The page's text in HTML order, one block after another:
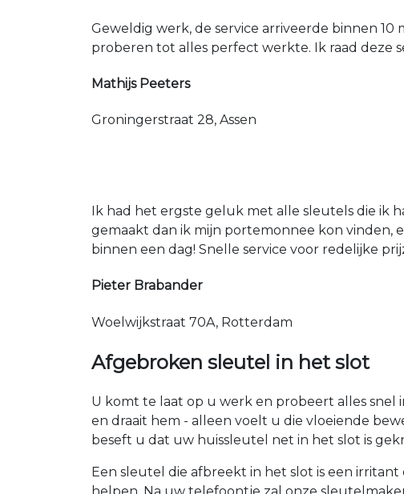
Geweldig werk, de service arriveerde binnen
proberen tot alles perfect werkte. Ik raad deze
Mathijs Peeters
Groningerstraat 28, Assen
Ik had het ergste geluk met alle sleutels die ik
gemaakt dan ik mijn portemonnee kon vinden,
binnen een dag! Snelle service voor redelijke
Pieter Brabander
Woelwijkstraat 70A, Rotterdam
Afgebroken sleutel in het slot
U komt te laat op u werk en probeert alles
en draait hem - alleen voelt u die vloeiende
beseft u dat uw huissleutel net in het slot is
Een sleutel die afbreekt in het slot is een